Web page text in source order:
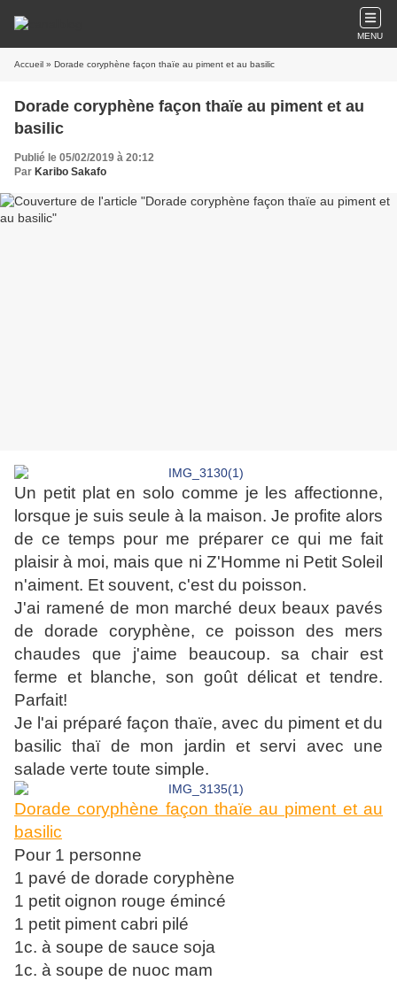
MENU
Accueil » Dorade coryphène façon thaïe au piment et au basilic
Dorade coryphène façon thaïe au piment et au
basilic
Publié le 05/02/2019 à 20:12
Par Karibo Sakafo
Un petit plat en solo comme je les affectionne,
lorsque je suis seule à la maison. Je profite alors
de ce temps pour me préparer ce qui me fait
plaisir à moi, mais que ni Z'Homme ni Petit Soleil
n'aiment. Et souvent, c'est du poisson.
J'ai ramené de mon marché deux beaux pavés
de dorade coryphène, ce poisson des mers
chaudes que j'aime beaucoup. sa chair est
ferme et blanche, son goût délicat et tendre.
Parfait!
Je l'ai préparé façon thaïe, avec du piment et du
basilic thaï de mon jardin et servi avec une
salade verte toute simple.
Dorade coryphène façon thaïe au piment et au
basilic
Pour 1 personne
1 pavé de dorade coryphène
1 petit oignon rouge émincé
1 petit piment cabri pilé
1c. à soupe de sauce soja
1c. à soupe de nuoc mam